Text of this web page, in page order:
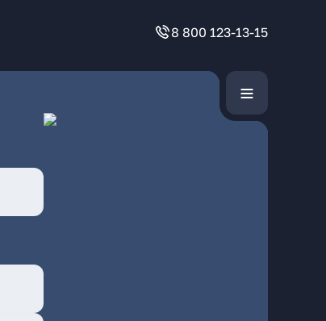
8 800 123-13-15